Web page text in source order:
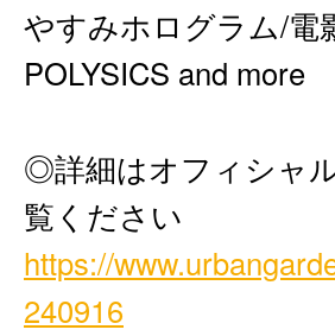
やすみホログラム/電
POLYSICS and more
◎詳細はオフィシャ
覧ください
https://
240916